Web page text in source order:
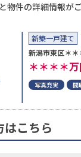
物件の詳細情報が
新築一戸建て
新潟市東区＊＊
＊＊＊＊
写真充実
間
はこちら